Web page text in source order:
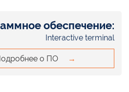
обеспечение:
Interactive terminal
о ПО →